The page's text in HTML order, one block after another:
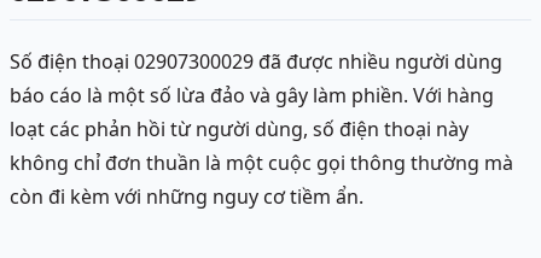
Số điện thoại 02907300029 đã được nhiều người dùng
báo cáo là một số lừa đảo và gây làm phiền. Với hàng
loạt các phản hồi từ người dùng, số điện thoại này
không chỉ đơn thuần là một cuộc gọi thông thường mà
còn đi kèm với những nguy cơ tiềm ẩn.